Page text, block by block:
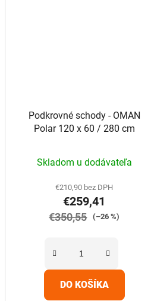
Podkrovné schody - OMAN
Polar 120 x 60 / 280 cm
hodnotenie
produktu
je
5,0
Skladom u dodávateľa
€210,90 bez DPH
€259,41
€350,55 (–26 %)
DO KOŠÍKA